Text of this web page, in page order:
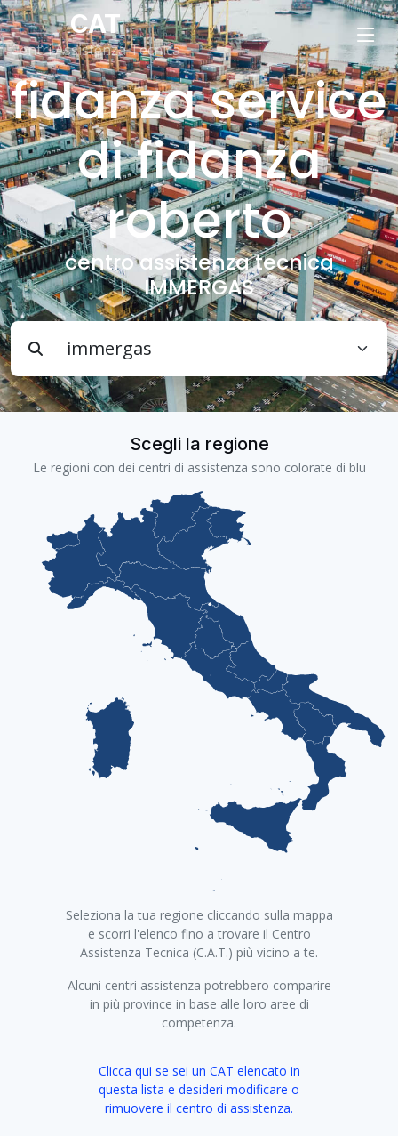
CAT
Centri Assistenza Tecnica
fidanza service
di fidanza
roberto
centro assistenza tecnica
IMMERGAS
Scegli la regione
Le regioni con dei centri di assistenza sono colorate di blu
−
Seleziona la tua regione cliccando sulla mappa
e scorri l'elenco fino a trovare il Centro
Assistenza Tecnica (C.A.T.) più vicino a te.
Alcuni centri assistenza potrebbero comparire
in più province in base alle loro aree di
competenza.
Clicca qui se sei un CAT elencato in
questa lista e desideri modificare o
rimuovere il centro di assistenza.